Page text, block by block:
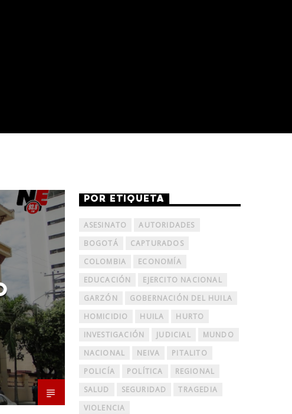
POR ETIQUETA
ASESINATO
AUTORIDADES
BOGOTÁ
CAPTURADOS
COLOMBIA
ECONOMÍA
EDUCACIÓN
EJERCITO NACIONAL
GARZÓN
GOBERNACIÓN DEL HUILA
HOMICIDIO
HUILA
HURTO
INVESTIGACIÓN
JUDICIAL
MUNDO
NACIONAL
NEIVA
PITALITO
POLICÍA
POLÍTICA
REGIONAL
SALUD
SEGURIDAD
TRAGEDIA
VIOLENCIA